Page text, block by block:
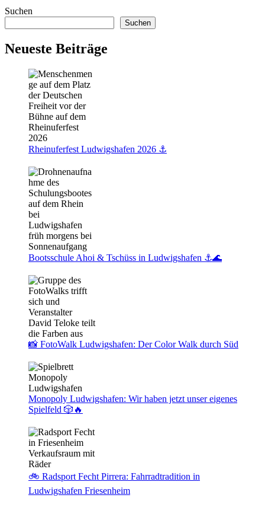
Juwel
für
und
Suchen
Suchen
Neueste Beiträge
Rheinuferfest Ludwigshafen 2026 ⚓️
Bootsschule Ahoi & Tschüss in Ludwigshafen ⚓🌊
📸 FotoWalk Ludwigshafen: Der Color Walk durch Süd
Monopoly Ludwigshafen: Wir haben jetzt unser eigenes
Spielfeld 🎲🔥
🚲 Radsport Fecht Pirrera: Fahrradtradition in
Ludwigshafen Friesenheim